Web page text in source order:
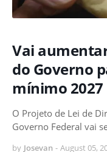
Vai
do Governo
mínimo 2027
O Projeto de Lei de
Governo Federal vai
by Josevan - August 05,